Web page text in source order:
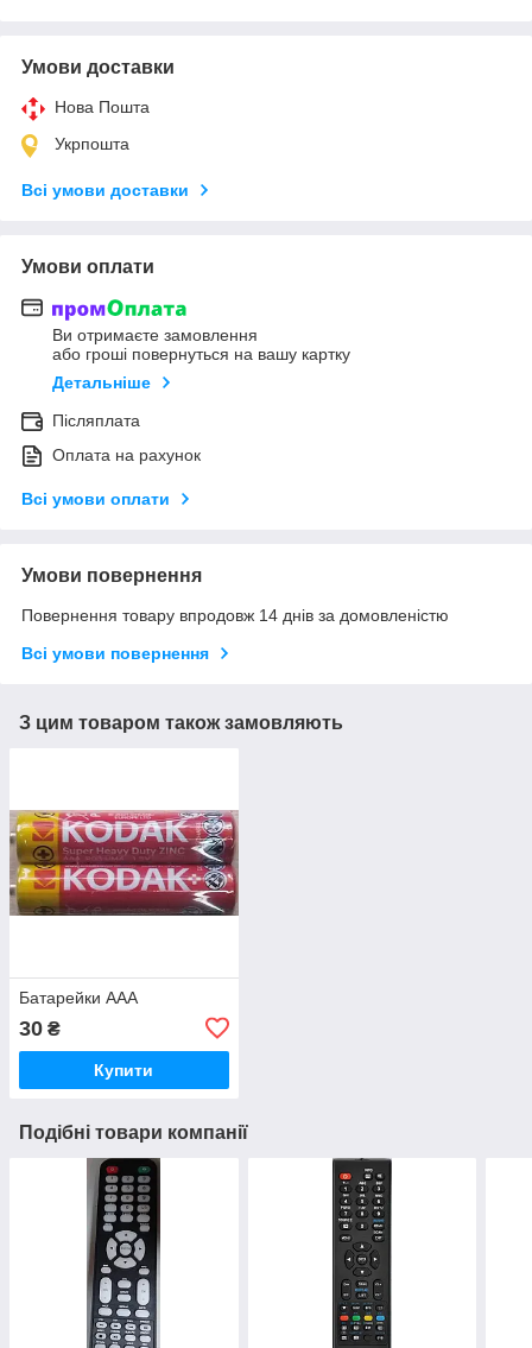
Умови доставки
Нова Пошта
Укрпошта
Всі умови доставки
Умови оплати
Ви отримаєте замовлення
або гроші повернуться на вашу картку
Детальніше
Післяплата
Оплата на рахунок
Всі умови оплати
Умови повернення
Повернення товару впродовж 14 днів за домовленістю
Всі умови повернення
З цим товаром також замовляють
Батарейки ААА
30 ₴
Купити
Подібні товари компанії